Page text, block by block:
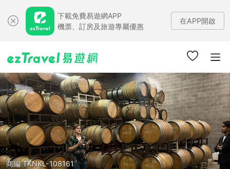
下載免費易遊網APP
機票、訂房及旅遊專屬優惠
在APP開啟
商編 TKNKL-108161